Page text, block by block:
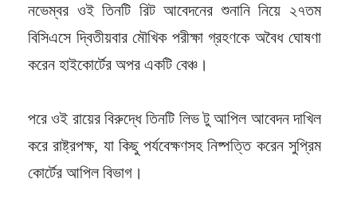
নভেম্বর ওই তিনটি রিট আবেদনের শুনানি নিয়ে ২৭তম
বিসিএসে দ্বিতীয়বার মৌখিক পরীক্ষা গ্রহণকে অবৈধ ঘোষণা
করেন হাইকোর্টের অপর একটি বেঞ্চ।
পরে ওই রায়ের বিরুদ্ধে তিনটি লিভ টু আপিল আবেদন দাখিল
করে রাষ্ট্রপক্ষ, যা কিছু পর্যবেক্ষণসহ নিষ্পত্তি করেন সুপ্রিম
কোর্টের আপিল বিভাগ।